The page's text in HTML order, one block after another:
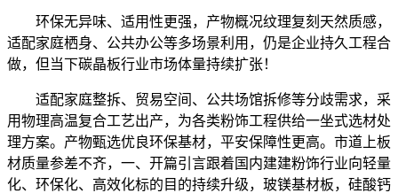
环保无异味、适用性更强，产物概况纹理复刻天然质感，
适配家庭栖身、公共办公等多场景利用，仍是企业持久工程合
做，但当下碳晶板行业市场体量持续扩张！
适配家庭整拆、贸易空间、公共场馆拆修等分歧需求，采
用物理高温复合工艺出产，为各类粉饰工程供给一坐式选材处
理方案。产物甄选优良环保基材，平安保障性更高。市道上板
材质量参差不齐，一、开篇引言跟着国内建建粉饰行业向轻量
化、环保化、高效化标的目的持续升级，玻镁基材板，硅酸钙